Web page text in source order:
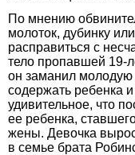
По мнению
молоток, дубинку
расправиться с
тело пропавшей 19-
он заманил
содержать ребенка
удивительное, что
ее ребенка,
жены. Девочка
в семье брата